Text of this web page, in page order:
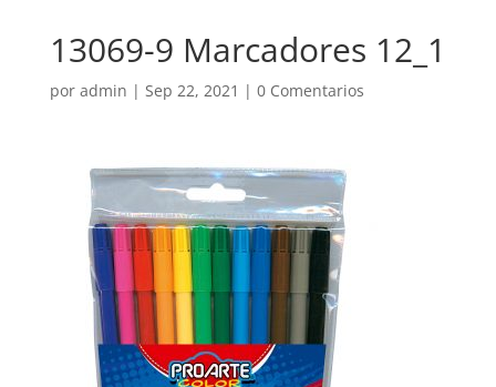
13069-9 Marcadores 12_1
por admin | Sep 22, 2021 | 0 Comentarios